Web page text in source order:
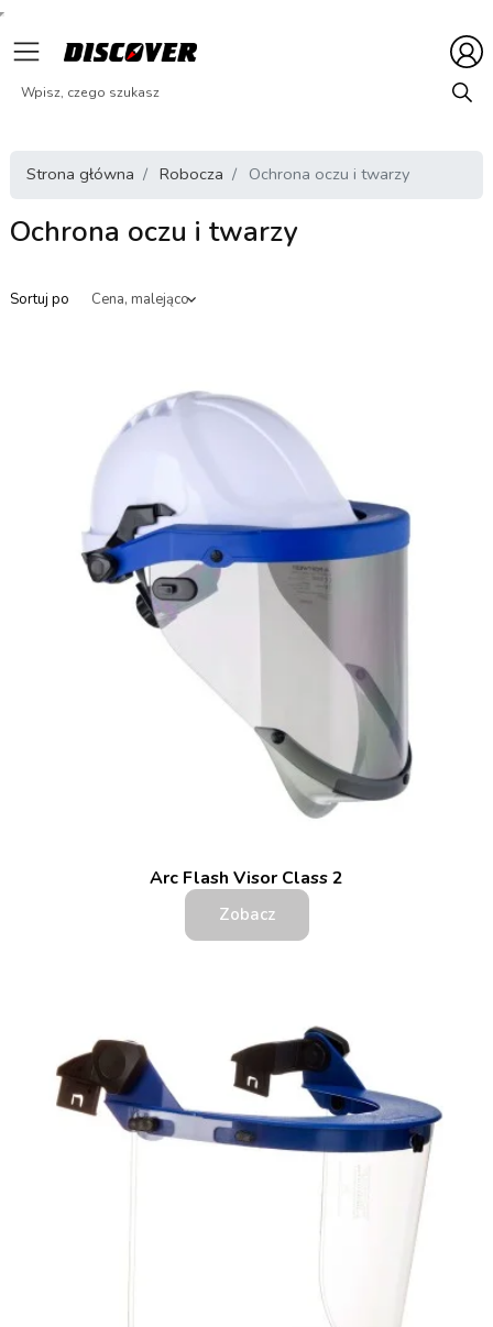
Strona główna Robocza Ochrona oczu i twarzy
Ochrona oczu i twarzy
Sortuj po
Arc Flash Visor Class 2
Zobacz